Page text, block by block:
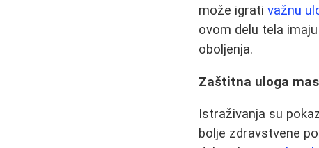
može igrativažnu
ovom delu tela
oboljenja.
Zaštitna uloga
Istraživanja su
bolje zdravstvene